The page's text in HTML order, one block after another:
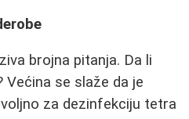
brojna pitanja. Da li
Većina se slaže da je
za dezinfekciju tetra